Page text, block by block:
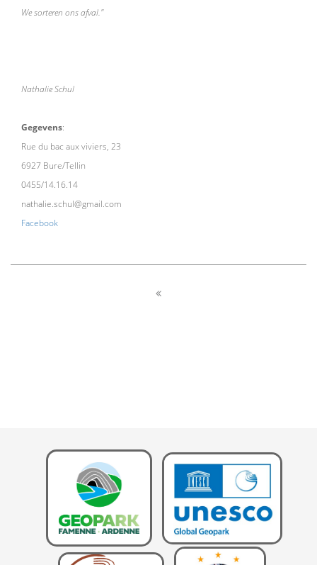
We sorteren ons afval."
Nathalie Schul
Gegevens:
Rue du bac aux viviers, 23
6927 Bure/Tellin
0455/14.16.14
nathalie.schul@gmail.com
Facebook